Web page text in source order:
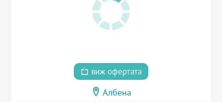
виж офертата
Албена